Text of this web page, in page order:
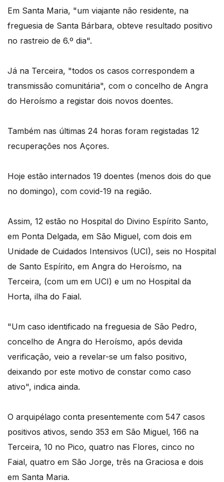
Em Santa Maria, "um viajante não residente, na
freguesia de Santa Bárbara, obteve resultado positivo
no rastreio de 6.º dia".
Já na Terceira, "todos os casos correspondem a
transmissão comunitária", com o concelho de Angra
do Heroísmo a registar dois novos doentes.
Também nas últimas 24 horas foram registadas 12
recuperações nos Açores.
Hoje estão internados 19 doentes (menos dois do que
no domingo), com covid-19 na região.
Assim, 12 estão no Hospital do Divino Espírito Santo,
em Ponta Delgada, em São Miguel, com dois em
Unidade de Cuidados Intensivos (UCI), seis no Hospital
de Santo Espírito, em Angra do Heroísmo, na
Terceira, (com um em UCI) e um no Hospital da
Horta, ilha do Faial.
"Um caso identificado na freguesia de São Pedro,
concelho de Angra do Heroísmo, após devida
verificação, veio a revelar-se um falso positivo,
deixando por este motivo de constar como caso
ativo", indica ainda.
O arquipélago conta presentemente com 547 casos
positivos ativos, sendo 353 em São Miguel, 166 na
Terceira, 10 no Pico, quatro nas Flores, cinco no
Faial, quatro em São Jorge, três na Graciosa e dois
em Santa Maria.